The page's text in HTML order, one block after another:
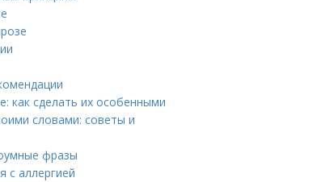
как сделать их особенными
словами: советы и
фразы
с аллергией